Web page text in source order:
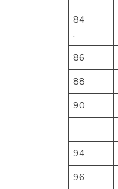
84
.
86
88
90
94
96